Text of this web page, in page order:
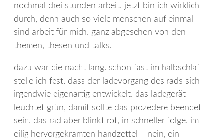
nochmal drei stunden arbeit. jetzt bin ich wirklich
durch, denn auch so viele menschen auf einmal
sind arbeit für mich. ganz abgesehen von den
themen, thesen und talks.
dazu war die nacht lang. schon fast im halbschlaf
stelle ich fest, dass der ladevorgang des rads sich
irgendwie eigenartig entwickelt. das ladegerät
leuchtet grün, damit sollte das prozedere beendet
sein. das rad aber blinkt rot, in schneller folge. im
eilig hervorgekramten handzettel – nein, ein